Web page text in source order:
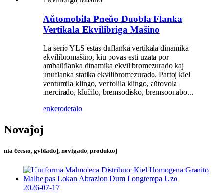
Aŭtomobila Pneŭo Duobla Flanka
Vertikala Ekvilibriga Maŝino
La serio YLS estas duflanka vertikala dinamika
ekvilibromaŝino, kiu povas esti uzata por
ambaŭflanka dinamika ekvilibromezurado kaj
unuflanka statika ekvilibromezurado. Partoj kiel
ventumila klingo, ventolila klingo, aŭtovola
inercirado, kluĉilo, bremsodisko, bremsoonabo...
enketodetalo
Novaĵoj
nia ĉeesto, gvidadoj, novigado, produktoj
2026-07-17